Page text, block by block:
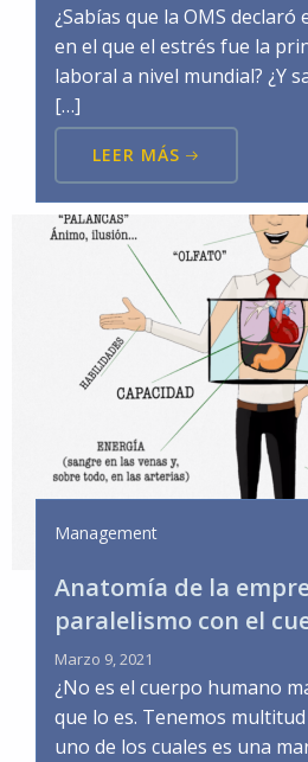
¿Sabías que la OMS declaró
en el que el estrés fue la
laboral a nivel mundial? ¿Y
[…]
LEER MÁS
Management
Anatomía de la
paralelismo con el
Marzo 9, 2021
¿No es el cuerpo humano
que lo es. Tenemos
uno de los cuales es una